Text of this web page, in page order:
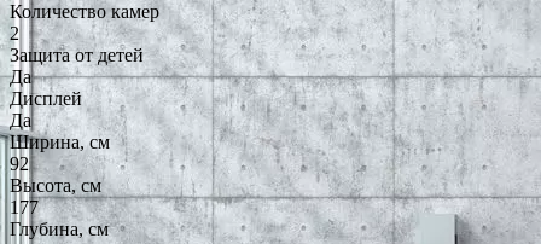
Количество камер
2
Защита от детей
Да
Дисплей
Да
Ширина, см
92
Высота, см
177
Глубина, см